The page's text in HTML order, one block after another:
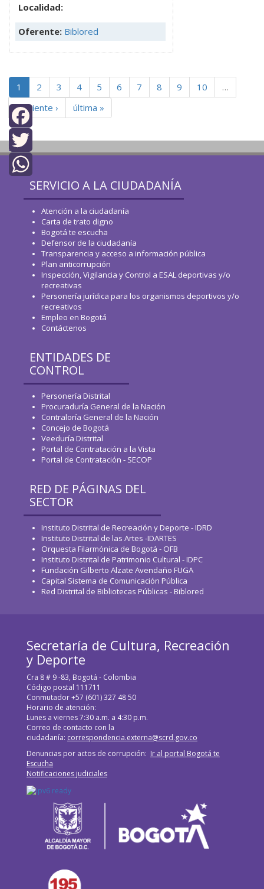
Localidad:
Oferente: Biblored
1 2 3 4 5 6 7 8 9 10
…
siguiente ›
última »
Facebook
Twitter
WhatsApp
top
SERVICIO A LA CIUDADANÍA
Atención a la ciudadanía
Carta de trato digno
Bogotá te escucha
Defensor de la ciudadanía
Transparencia y acceso a información pública
Plan anticorrupción
Inspección, Vigilancia y Control a ESAL deportivas y/o
recreativas
Personería jurídica para los organismos deportivos y/o
recreativos
Empleo en Bogotá
Contáctenos
ENTIDADES DE
CONTROL
Personería Distrital
Procuraduría General de la Nación
Contraloría General de la Nación
Concejo de Bogotá
Veeduría Distrital
Portal de Contratación a la Vista
Portal de Contratación - SECOP
RED DE PÁGINAS DEL
SECTOR
Instituto Distrital de Recreación y Deporte - IDRD
Instituto Distrital de las Artes -IDARTES
Orquesta Filarmónica de Bogotá - OFB
Instituto Distrital de Patrimonio Cultural - IDPC
Fundación Gilberto Alzate Avendaño FUGA
Capital Sistema de Comunicación Pública
Red Distrital de Bibliotecas Públicas - Biblored
Secretaría de Cultura, Recreación
y Deporte
Cra 8 # 9 -83, Bogotá - Colombia
Código postal 111711
Conmutador +57 (601) 327 48 50
Horario de atención:
Lunes a viernes 7:30 a.m. a 4:30 p.m.
Correo de contacto con la
ciudadanía: correspondencia.externa@scrd.gov.co
Denuncias por actos de corrupción: Ir al portal Bogotá te
Escucha
Notificaciones judiciales